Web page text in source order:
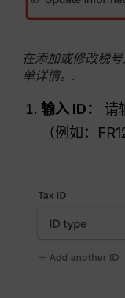
在添加或修改税
单详情。.
输入 ID：
请
（例如：